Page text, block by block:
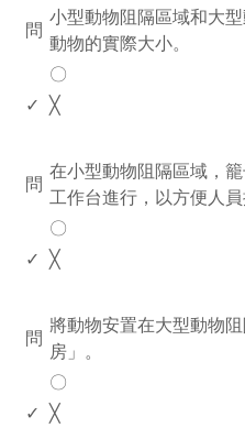
問
小型動物阻隔區域和大
動物的實際大小。
〇
✓ ╳
問
在小型動物阻隔區域，
工作台進行，以方便人員
〇
✓ ╳
問
將動物安置在大型動物
房」。
〇
✓ ╳